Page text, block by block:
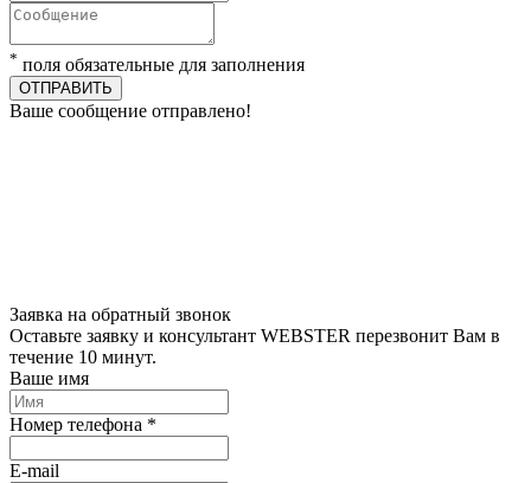
* поля обязательные для заполнения
ОТПРАВИТЬ
Ваше сообщение отправлено!
Заявка на обратный звонок
Оставьте заявку и консультант WEBSTER перезвонит Вам в
течение 10 минут.
Ваше имя
Номер телефона *
E-mail